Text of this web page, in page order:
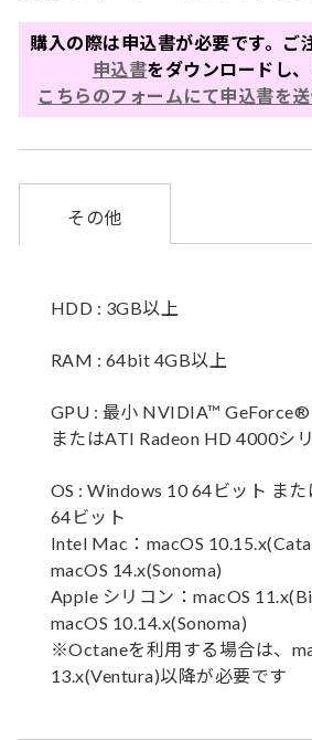
購入の際は申込書が必要です。ご
申込書をダウンロードし
こちらのフォームにて申込書を送
その他
HDD : 3GB以上
RAM : 64bit 4GB以上
GPU : 最小 NVIDIA™ GeForce®
またはATI Radeon HD 4000シ
OS : Windows 10 64ビット ま
64ビット
Intel Mac：macOS
macOS 14.x(Sonoma)
Apple シリコン：macOS
macOS 10.14.x(Sonoma)
※Octaneを利用する場合は、
13.x(Ventura)以降が必要です